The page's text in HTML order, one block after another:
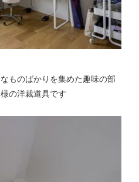
ものばかりを集めた趣味の部
の洋裁道具です